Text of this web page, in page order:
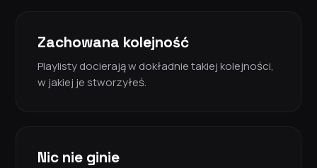
Zachowana kolejność
Playlisty docierają w dokładnie takiej kolejności,
w jakiej je stworzyłeś.
Nic nie ginie